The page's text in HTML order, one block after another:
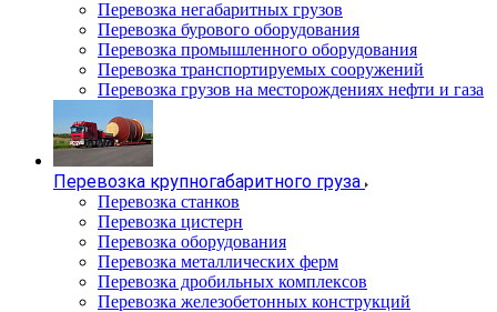
Перевозка негабаритных грузов
Перевозка бурового оборудования
Перевозка промышленного оборудования
Перевозка транспортируемых сооружений
Перевозка грузов на месторождениях нефти и газа
Перевозка крупногабаритного груза
Перевозка станков
Перевозка цистерн
Перевозка оборудования
Перевозка металлических ферм
Перевозка дробильных комплексов
Перевозка железобетонных конструкций